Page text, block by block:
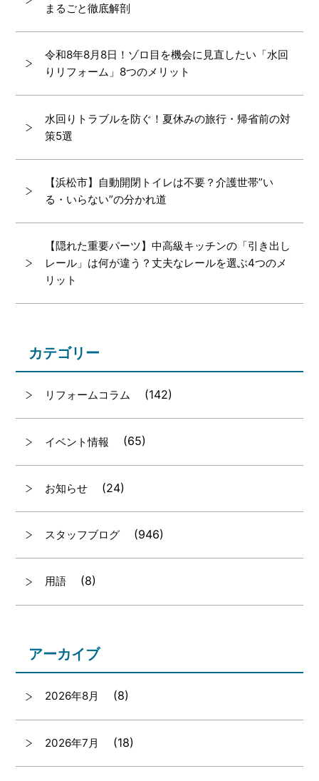
まるごと徹底解剖
令和8年8月8日！ゾロ目を機会に見直したい「水回
りリフォーム」8つのメリット
水回りトラブルを防ぐ！夏休みの旅行・帰省前の対
策5選
【浜松市】自動開閉トイレは不要？介護世帯”い
る・いらない”の分かれ道
【隠れた重要パーツ】中高級キッチンの「引き出し
レール」は何が違う？丈夫なレールを選ぶ4つのメ
リット
カテゴリー
リフォームコラム (142)
イベント情報 (65)
お知らせ (24)
スタッフブログ (946)
用語 (8)
アーカイブ
2026年8月 (8)
2026年7月 (18)